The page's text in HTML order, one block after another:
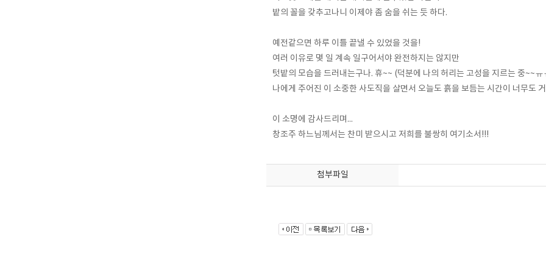
밭의 꼴을 갖추고나니 이제야 좀 숨을 쉬는 듯 하다.
예전같으면 하루 이틀 끝낼 수 있었을 것을!
여러 이유로 몇 일 계속 일구어서야 완전하지는 않지만
텃밭의 모습을 드러내는구나. 휴~~ (덕분에 나의 허리는 고성을 지르는 중~~ㅠ
나에게 주어진 이 소중한 사도직을 살면서 오늘도 흙을 보듬는 시간이 너무도
이 소명에 감사드리며...
창조주 하느님께서는 찬미 받으시고 저희를 불쌍히 여기소서!!!
첨부파일